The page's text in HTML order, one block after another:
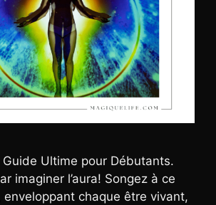
Guide Ultime pour Débutants.
imaginer l’aura! Songez à ce
enveloppant chaque être vivant,